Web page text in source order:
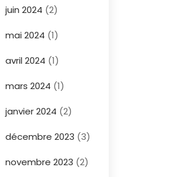
juin 2024 (2)
mai 2024 (1)
avril 2024 (1)
mars 2024 (1)
janvier 2024 (2)
décembre 2023 (3)
novembre 2023 (2)